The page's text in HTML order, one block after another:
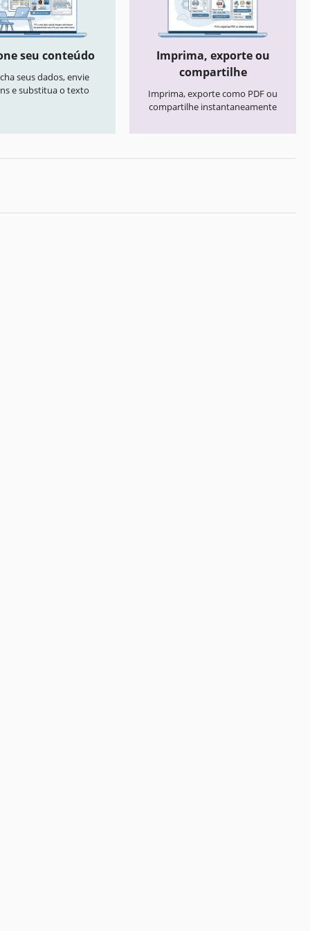
seu conteúdo
seus dados, envie
e substitua o texto
Imprima, exporte ou
compartilhe
Imprima, exporte como PDF ou
compartilhe instantaneamente